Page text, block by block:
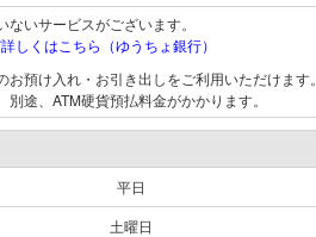
いサービスがございます。
しくはこちら（ゆうちょ銀行）
預け入れ・お引き出しをご利用いただけます。
途、ATM硬貨預払料金がかかります。
平日
土曜日